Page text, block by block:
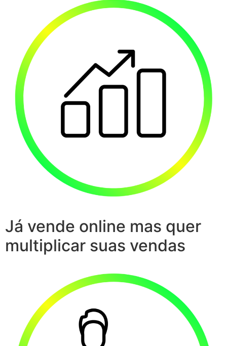
Já vende online mas quer
multiplicar suas vendas